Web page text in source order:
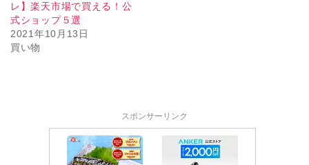
レ】楽天市場で買える！公
式ショップ５選
2021年10月13日
買い物
スポンサーリンク